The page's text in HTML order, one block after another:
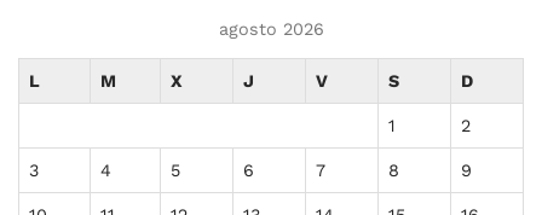
agosto 2026
L M X J V S D
1 2
3 4 5 6 7 8 9